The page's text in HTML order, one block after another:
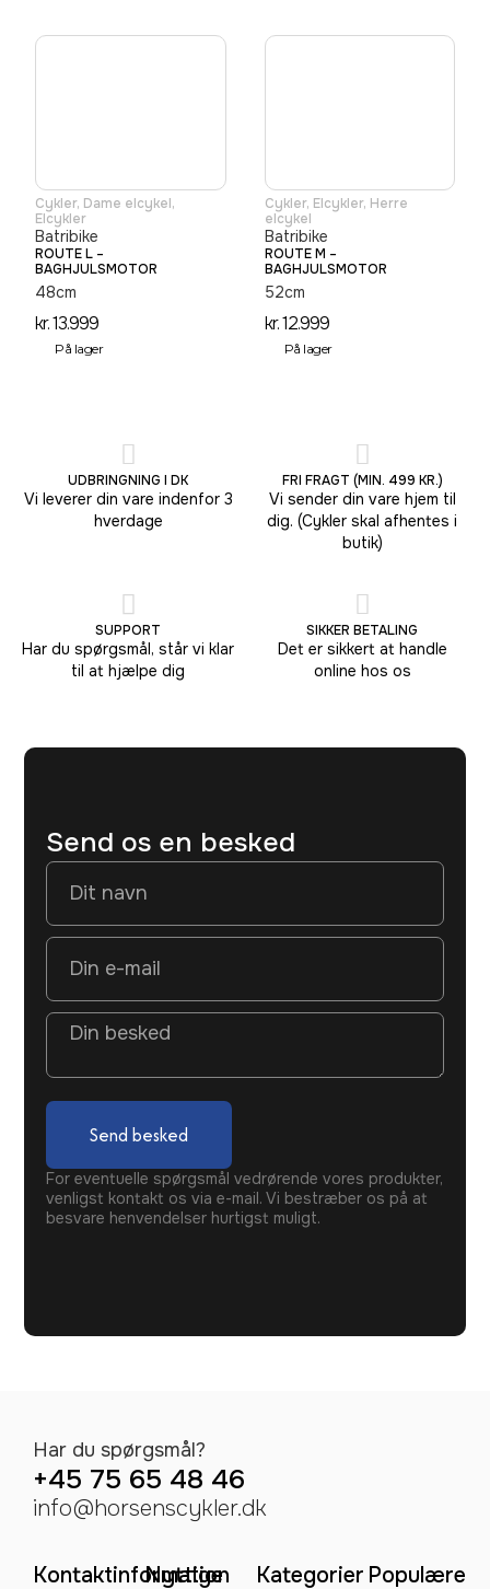
Cykler, Dame elcykel,
Elcykler
Batribike
ROUTE L –
BAGHJULSMOTOR
48cm
kr.13.999
På lager
Cykler, Elcykler, Herre
elcykel
Batribike
ROUTE M –
BAGHJULSMOTOR
52cm
kr.12.999
På lager
UDBRINGNING I DK
Vi leverer din vare indenfor 3
hverdage
FRI FRAGT (MIN. 499 KR.)
Vi sender din vare hjem til
dig. (Cykler skal afhentes i
butik)
SUPPORT
Har du spørgsmål, står vi klar
til at hjælpe dig
SIKKER BETALING
Det er sikkert at handle
online hos os
Send os en besked
Send besked
For eventuelle spørgsmål vedrørende vores produkter,
venligst kontakt os via e-mail. Vi bestræber os på at
besvare henvendelser hurtigst muligt.
Har du spørgsmål?
+45 75 65 48 46
info@horsenscykler.dk
Kontaktinformation
Nyttige
Kategorier Populære